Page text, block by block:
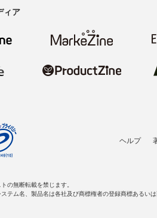
ィア
ヘルプ
の無断転載を禁じます。
テム名、製品名は各社及び商標権者の登録商標あるいは